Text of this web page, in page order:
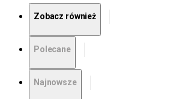
Zobacz również
Polecane
Najnowsze